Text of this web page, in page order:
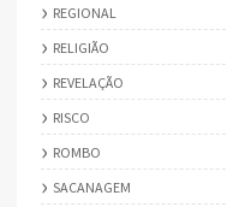
REGIONAL
RELIGIÃO
REVELAÇÃO
RISCO
ROMBO
SACANAGEM